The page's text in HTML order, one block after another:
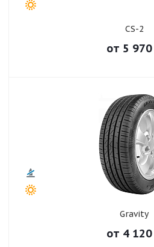
CS-2
от 5 970
Gravity
от 4 120